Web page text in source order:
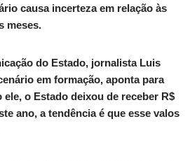
causa incerteza em relação às
meses.
do Estado, jornalista Luis
em formação, aponta para
o Estado deixou de receber R$
ano, a tendência é que esse valos